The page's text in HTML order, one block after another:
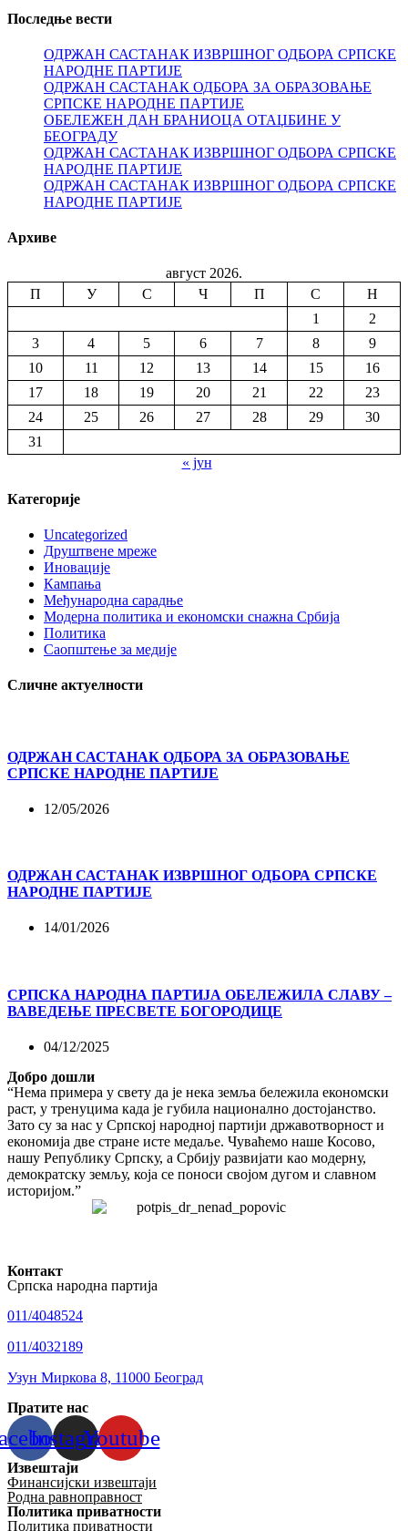
Последње вести
ОДРЖАН САСТАНАК ИЗВРШНОГ ОДБОРА СРПСКЕ
НАРОДНЕ ПАРТИЈЕ
ОДРЖАН САСТАНАК ОДБОРА ЗА ОБРАЗОВАЊЕ
СРПСКЕ НАРОДНЕ ПАРТИЈЕ
ОБЕЛЕЖЕН ДАН БРАНИОЦА ОТАЏБИНЕ У
БЕОГРАДУ
ОДРЖАН САСТАНАК ИЗВРШНОГ ОДБОРА СРПСКЕ
НАРОДНЕ ПАРТИЈЕ
ОДРЖАН САСТАНАК ИЗВРШНОГ ОДБОРА СРПСКЕ
НАРОДНЕ ПАРТИЈЕ
Архиве
август 2026.
П
У С Ч П С
Н
1
2
3
4 5 6 7 8
9
10
11 12 13 14 15
16
17
18 19 20 21 22
23
24
25 26 27 28 29
30
31
« јун
Категорије
Uncategorized
Друштвене мреже
Иновације
Кампања
Међународна сарадње
Модерна политика и економски снажна Србија
Политика
Саопштење за медије
Сличне актуелности
ОДРЖАН САСТАНАК ОДБОРА ЗА ОБРАЗОВАЊЕ
СРПСКЕ НАРОДНЕ ПАРТИЈЕ
12/05/2026
ОДРЖАН САСТАНАК ИЗВРШНОГ ОДБОРА СРПСКЕ
НАРОДНЕ ПАРТИЈЕ
14/01/2026
СРПСКА НАРОДНА ПАРТИЈА ОБЕЛЕЖИЛА СЛАВУ –
ВАВЕДЕЊЕ ПРЕСВЕТЕ БОГОРОДИЦЕ
04/12/2025
Добро дошли
“Нема примера у свету да је нека земља бележила економски
раст, у тренуцима када је губила национално достојанство.
Зато су за нас у Српској народној партији државотворност и
економија две стране исте медаље. Чуваћемо наше Косово,
нашу Републику Српску, а Србију развијати као модерну,
демократску земљу, која се поноси својом дугом и славном
историјом.”
Контакт
Српска народна партија
011/4048524
011/4032189
Узун Миркова 8, 11000 Београд
Пратите нас
InstagramYoutube
Извештаји
Финансијски извештаји
Родна равноправност
Политика приватности
Политика приватности